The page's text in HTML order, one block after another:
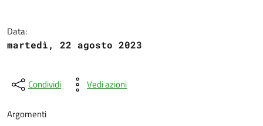
Data:
martedì, 22 agosto 2023
Condividi Vedi azioni
Argomenti